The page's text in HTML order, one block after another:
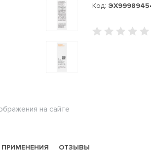
на сайте
Код:
ОТЗЫВЫ